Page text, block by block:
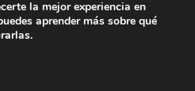
la mejor experiencia en
aprender más sobre qué